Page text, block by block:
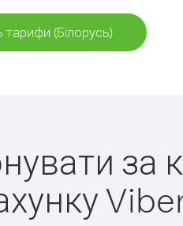
тарифи (Білорусь)
за